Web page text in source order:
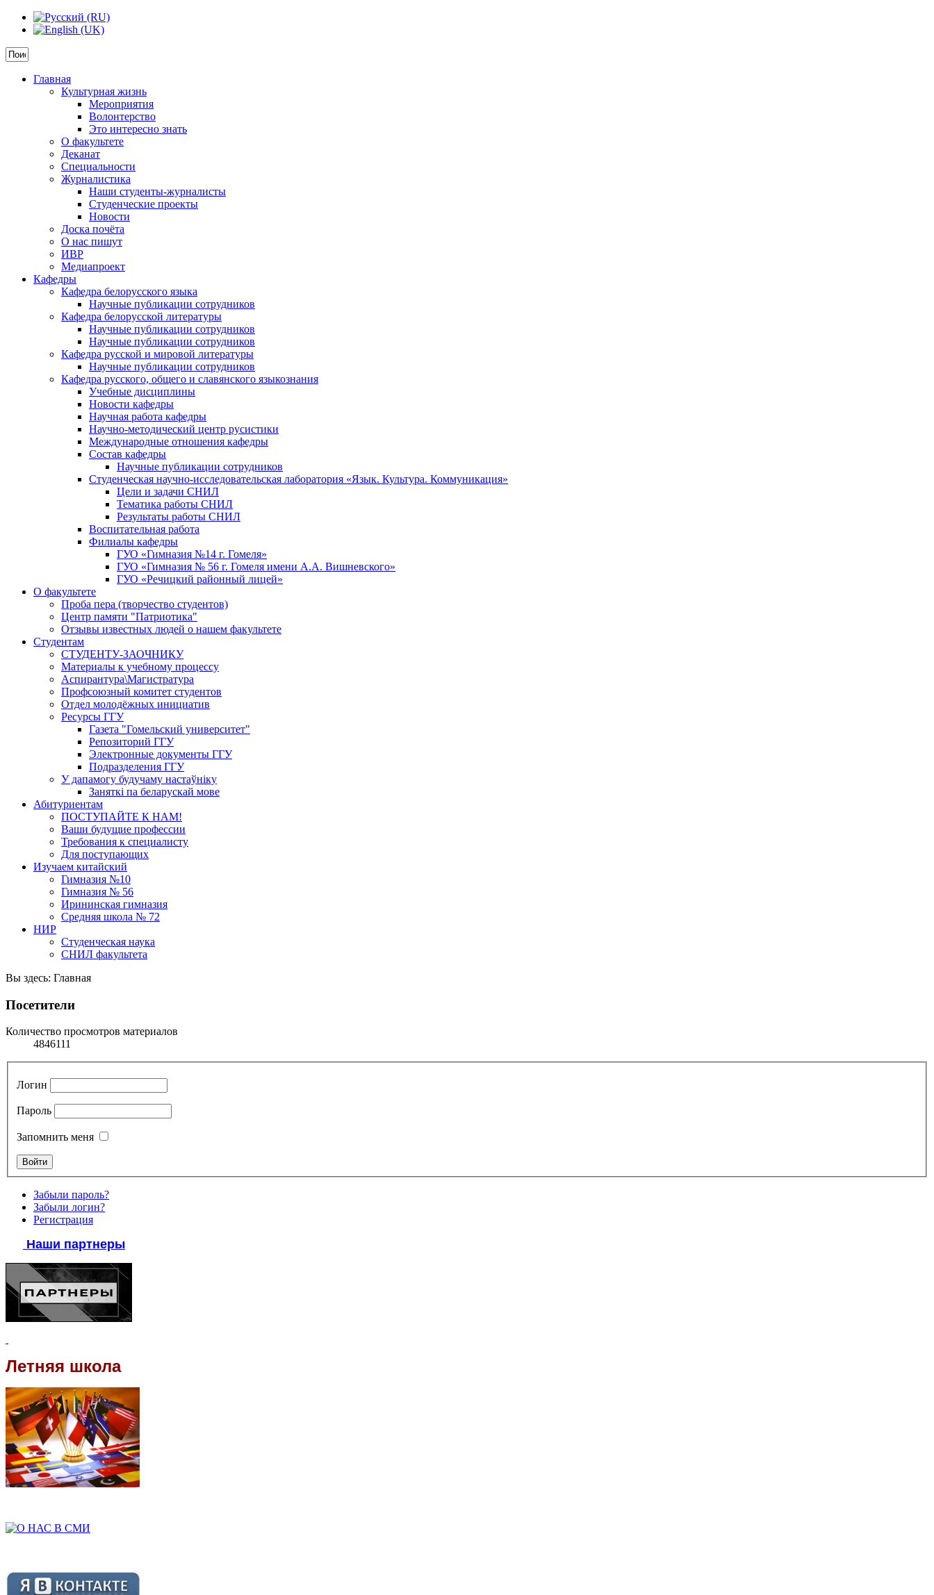
Главная
Культурная жизнь
Мероприятия
Волонтерство
Это интересно знать
О факультете
Деканат
Специальности
Журналистика
Наши студенты-журналисты
Студенческие проекты
Новости
Доска почёта
О нас пишут
ИВР
Медиапроект
Кафедры
Кафедра белорусского языка
Научные публикации сотрудников
Кафедра белорусской литературы
Научные публикации сотрудников
Научные публикации сотрудников
Кафедра русской и мировой литературы
Научные публикации сотрудников
Кафедра русского, общего и славянского языкознания
Учебные дисциплины
Новости кафедры
Научная работа кафедры
Научно-методический центр русистики
Международные отношения кафедры
Состав кафедры
Научные публикации сотрудников
Студенческая научно-исследовательская лаборатория «Язык. Культура. Коммуникация»
Цели и задачи СНИЛ
Тематика работы СНИЛ
Результаты работы СНИЛ
Воспитательная работа
Филиалы кафедры
ГУО «Гимназия №14 г. Гомеля»
ГУО «Гимназия № 56 г. Гомеля имени А.А. Вишневского»
ГУО «Речицкий районный лицей»
О факультете
Проба пера (творчество студентов)
Центр памяти "Патриотика"
Отзывы известных людей о нашем факультете
Студентам
СТУДЕНТУ-ЗАОЧНИКУ
Материалы к учебному процессу
Аспирантура\Магистратура
Профсоюзный комитет студентов
Отдел молодёжных инициатив
Ресурсы ГГУ
Газета "Гомельский университет"
Репозиторий ГГУ
Электронные документы ГГУ
Подразделения ГГУ
У дапамогу будучаму настаўніку
Заняткi па беларускай мове
Абитуриентам
ПОСТУПАЙТЕ К НАМ!
Ваши будущие профессии
Требования к специалисту
Для поступающих
Изучаем китайский
Гимназия №10
Гимназия № 56
Ирининская гимназия
Средняя школа № 72
НИР
Студенческая наука
СНИЛ факультета
Вы здесь: Главная
Посетители
Количество просмотров материалов
4846111
Логин
Пароль
Запомнить меня
Забыли пароль?
Забыли логин?
Регистрация
Наши партнеры
Летняя школа